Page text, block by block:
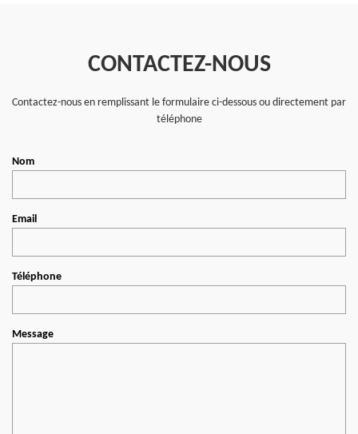
CONTACTEZ-NOUS
Contactez-nous en remplissant le formulaire ci-dessous ou directement par
téléphone
Nom
Email
Téléphone
Message